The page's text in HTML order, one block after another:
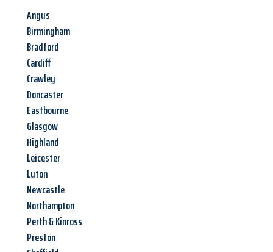
Angus
Birmingham
Bradford
Cardiff
Crawley
Doncaster
Eastbourne
Glasgow
Highland
Leicester
Luton
Newcastle
Northampton
Perth & Kinross
Preston